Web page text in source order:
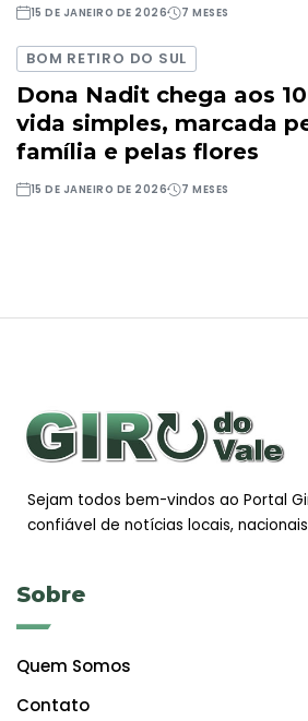
15 DE JANEIRO DE 2026 7 MESES
BOM RETIRO DO SUL
Dona Nadit chega aos
vida simples, marcada
família e pelas flores
15 DE JANEIRO DE 2026 7 MESES
Sejam todos bem-vindos ao Portal
confiável de notícias locais,
Sobre
Quem Somos
Contato